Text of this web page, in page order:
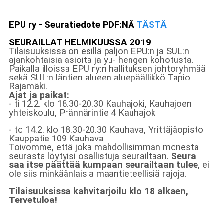
EPU ry - Seuratiedote PDF:NÄ TÄSTÄ
SEURAILLAT HELMIKUUSSA 2019
Tilaisuuksissa on esillä paljon EPU:n ja SUL:n
ajankohtaisia asioita ja yu- hengen kohotusta.
Paikalla illoissa EPU ry:n hallituksen johtoryhmää
sekä SUL:n läntien alueen aluepäällikkö Tapio
Rajamäki.
Ajat ja paikat:
- ti 12.2. klo 18.30-20.30 Kauhajoki, Kauhajoen
yhteiskoulu, Prännärintie 4 Kauhajok
- to 14.2. klo 18.30-20.30 Kauhava, Yrittäjäopisto
Kauppatie 109 Kauhava
Toivomme, että joka mahdollisimman monesta
seurasta löytyisi osallistuja seurailtaan. Seura
saa itse päättää kumpaan seurailtaan tulee, ei
ole siis minkäänlaisia maantieteellisiä rajoja.
Tilaisuuksissa kahvitarjoilu klo 18 alkaen,
Tervetuloa!